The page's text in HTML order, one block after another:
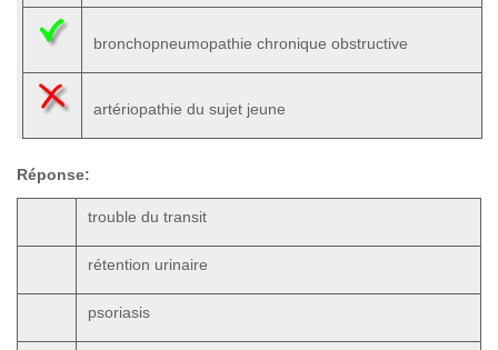
bronchopneumopathie chronique obstructive
artériopathie du sujet jeune
Réponse:
trouble du transit
rétention urinaire
psoriasis